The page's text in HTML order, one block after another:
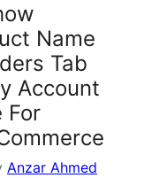
Name
Tab
Account
For
Anzar Ahmed